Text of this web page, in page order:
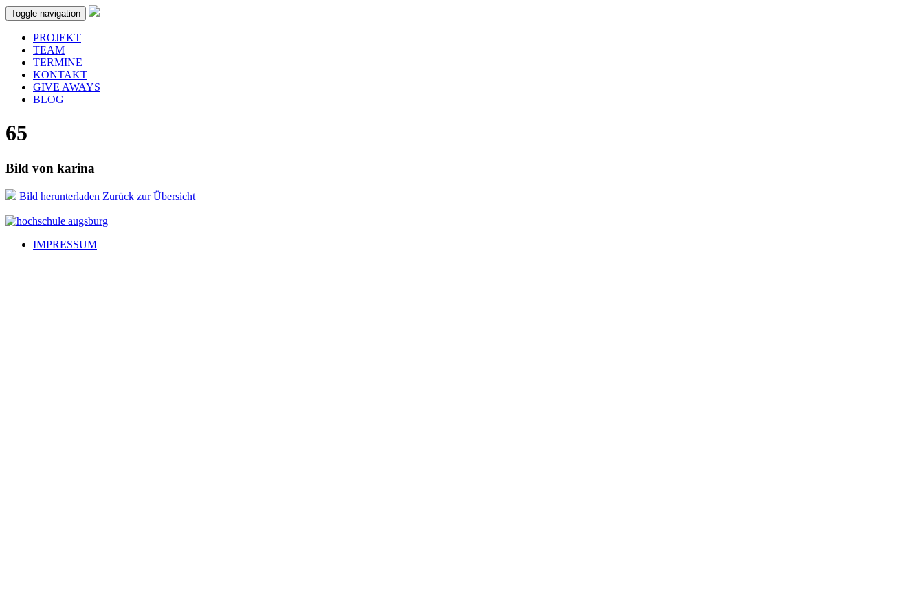
Skip to main content
Toggle navigation
PROJEKT
TEAM
TERMINE
KONTAKT
GIVE AWAYS
BLOG
65
Bild von karina
Bild herunterladen Zurück zur Übersicht
IMPRESSUM